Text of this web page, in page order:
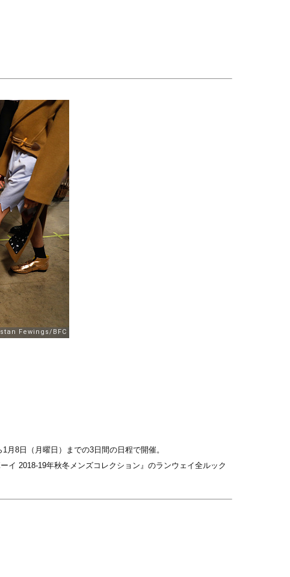
8日（月曜日）までの3日間の日程で開催。
イ 2018-19年秋冬メンズコレクション』のランウェイ全ルック